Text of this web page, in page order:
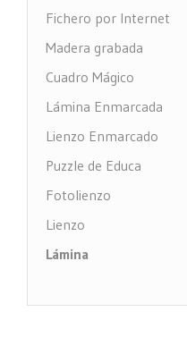
Fichero por Internet
Madera grabada
Cuadro Mágico
Lámina Enmarcada
Lienzo Enmarcado
Puzzle de Educa
Fotolienzo
Lienzo
Lámina